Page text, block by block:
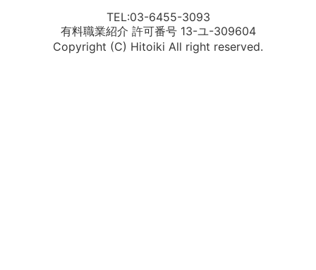
TEL:03-6455-3093
有料職業紹介 許可番号 13-ユ-309604
Copyright (C) Hitoiki All right reserved.